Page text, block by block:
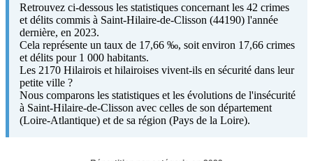
Retrouvez ci-dessous les statistiques concernant les 42 crimes
et délits commis à Saint-Hilaire-de-Clisson (44190) l'année
dernière, en 2023.
Cela représente un taux de 17,66 ‰, soit environ 17,66 crimes
et délits pour 1 000 habitants.
Les 2170 Hilairois et hilairoises vivent-ils en sécurité dans leur
petite ville ?
Nous comparons les statistiques et les évolutions de l'insécurité
à Saint-Hilaire-de-Clisson avec celles de son département
(Loire-Atlantique) et de sa région (Pays de la Loire).